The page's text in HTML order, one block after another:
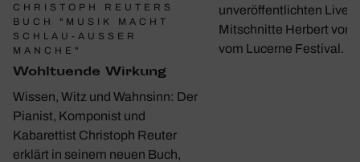
CHRISTOPH REUTERS
BUCH "MUSIK MACHT
SCHLAU-AUSSER M
ANCHE"
Wohl­tu­ende Wirkung
Wissen, Witz und Wahnsinn: Der
Pianist, Komponist und
Kabarettist Christoph Reuter
erklärt in seinem neuen Buch,
unveröffentlichten Live-
Mitschnitte Herbert von
vom Lucerne Festival.